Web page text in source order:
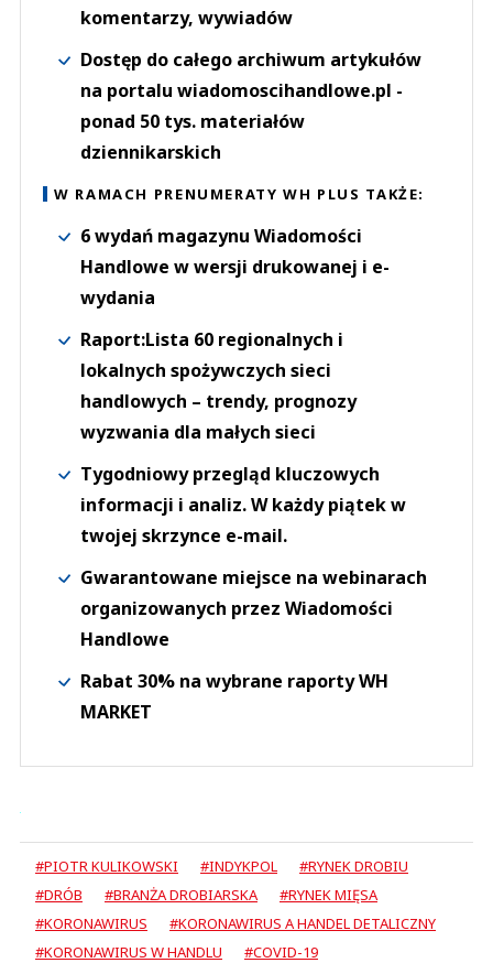
komentarzy, wywiadów
Dostęp do całego archiwum artykułów
na portalu wiadomoscihandlowe.pl -
ponad 50 tys. materiałów
dziennikarskich
W RAMACH PRENUMERATY WH PLUS TAKŻE:
6 wydań magazynu Wiadomości
Handlowe w wersji drukowanej i e-
wydania
Raport:Lista 60 regionalnych i
lokalnych spożywczych sieci
handlowych – trendy, prognozy
wyzwania dla małych sieci
Tygodniowy przegląd kluczowych
informacji i analiz. W każdy piątek w
twojej skrzynce e-mail.
Gwarantowane miejsce na webinarach
organizowanych przez Wiadomości
Handlowe
Rabat 30% na wybrane raporty WH
MARKET
#PIOTR KULIKOWSKI #INDYKPOL
#RYNEK DROBIU
#DRÓB
#BRANŻA DROBIARSKA
#RYNEK MIĘSA
#KORONAWIRUS
#KORONAWIRUS A HANDEL DETALICZNY
#KORONAWIRUS W HANDLU
#COVID-19